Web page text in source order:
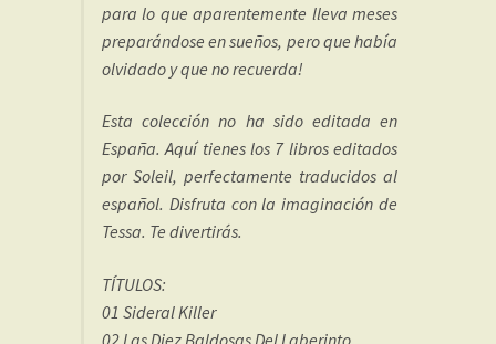
para lo que aparentemente lleva meses
preparándose en sueños, pero que había
olvidado y que no recuerda!
Esta colección no ha sido editada en
España. Aquí tienes los 7 libros editados
por Soleil, perfectamente traducidos al
español. Disfruta con la imaginación de
Tessa. Te divertirás.
TÍTULOS:
01 Sideral Killer
02 Las Diez Baldosas Del Laberinto